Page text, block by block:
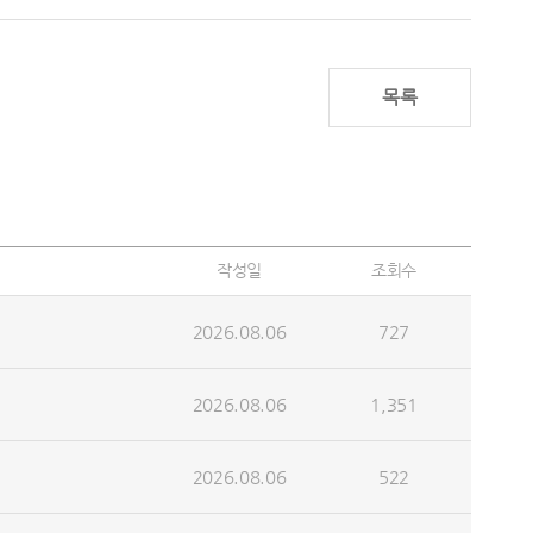
목록
작성일 조회수
2026.08.06 727
2026.08.06 1,351
2026.08.06 522